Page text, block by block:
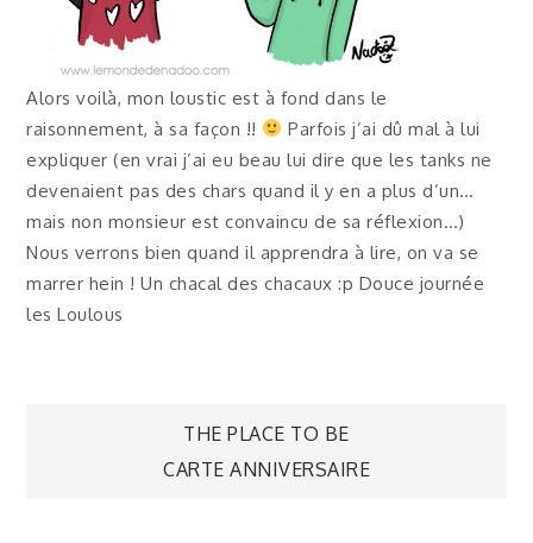
Alors voilà, mon loustic est à fond dans le
raisonnement, à sa façon !!
Parfois j’ai dû mal à lui
expliquer (en vrai j’ai eu beau lui dire que les tanks ne
devenaient pas des chars quand il y en a plus d’un…
mais non monsieur est convaincu de sa réflexion…)
Nous verrons bien quand il apprendra à lire, on va se
marrer hein ! Un chacal des chacaux :p Douce journée
les Loulous
Navigation
THE PLACE TO BE
CARTE ANNIVERSAIRE